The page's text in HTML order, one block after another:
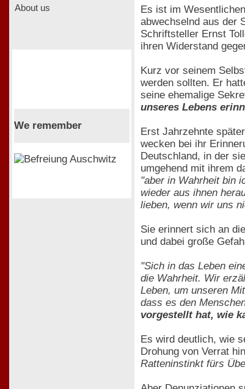
About us
We remember
Es ist im
abwechselnd aus der
Schriftsteller Ernst
ihren Widerstand
Kurz vor seinem
werden sollten. Er
seine ehemalige
unseres Lebens
Erst Jahrzehnte
wecken bei ihr
Deutschland, in der
umgehend mit ihrem
"aber in Wahrheit bin
wieder aus ihnen
lieben, wenn wir uns
Sie erinnert sich an
und dabei große
"Sich in das Leben
die Wahrheit. Wir
Leben, um unseren
dass es den
vorgestellt hat, wie
Es wird deutlich, wie
Drohung von Verrat
Ratteninstinkt fürs